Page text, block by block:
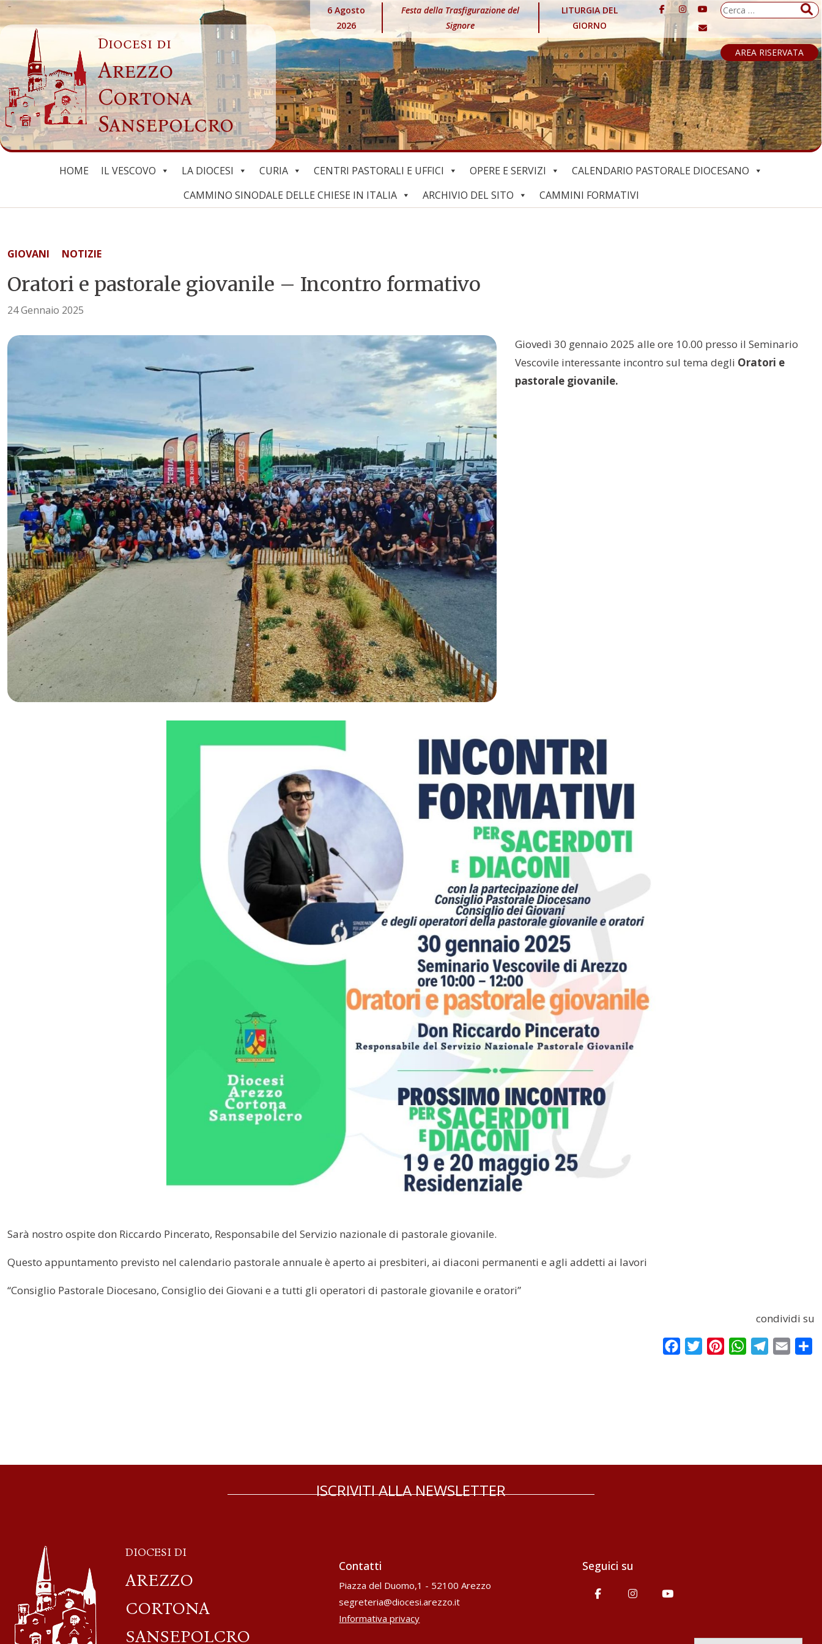
Skip
to
content
Diocesi di
Arezzo
Cortona
Sansepolcro
6 Agosto
2026
Festa della Trasfigurazione del
Signore
LITURGIA DEL
GIORNO
Ricerca
AREA RISERVATA
HOME IL VESCOVO LA DIOCESI CURIA CENTRI PASTORALI E UFFICI OPERE E SERVIZI
CALENDARIO PASTORALE DIOCESANO
CAMMINO SINODALE DELLE CHIESE IN ITALIA
ARCHIVIO DEL SITO CAMMINI FORMATIVI
GIOVANI NOTIZIE
Oratori e pastorale giovanile – Incontro formativo
24 Gennaio 2025
Giovedì 30 gennaio 2025 alle ore 10.00 presso il Seminario
Vescovile interessante incontro sul tema degli Oratori e
pastorale giovanile.
Sarà nostro ospite don Riccardo Pincerato, Responsabile del Servizio nazionale di pastorale giovanile.
Questo appuntamento previsto nel calendario pastorale annuale è aperto ai presbiteri, ai diaconi permanenti e agli addetti ai lavori
“Consiglio Pastorale Diocesano, Consiglio dei Giovani e a tutti gli operatori di pastorale giovanile e oratori”
condividi su
FacebookTwitterPinterestWhatsAppTelegram
Email
ISCRIVITI ALLA NEWSLETTER
DIOCESI DI
AREZZO
CORTONA
SANSEPOLCRO
Contatti
Piazza del Duomo,1 - 52100 Arezzo
segreteria@diocesi.arezzo.it
Informativa privacy
Seguici su